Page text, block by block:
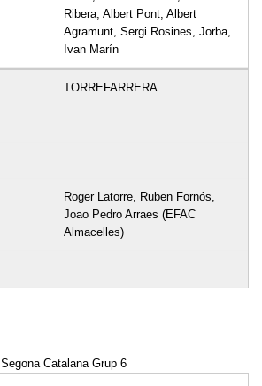
Ribera, Albert Pont, Albert
Agramunt, Sergi Rosines, Jorba,
Ivan Marín
TORREFARRERA
Roger Latorre, Ruben Fornós,
Joao Pedro Arraes (EFAC
Almacelles)
Segona Catalana Grup 6